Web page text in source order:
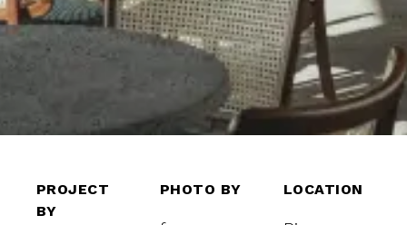
PROJECT
BY
PHOTO BY LOCATION